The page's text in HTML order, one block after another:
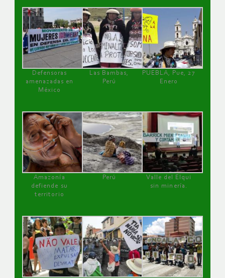
Defensoras
amenazadas en
México
Las Bambas,
Perú
PUEBLA, Pue, 27
Enero
Amazonía
defiende su
territorio
Perú
Valle del Elqui
sin minería.